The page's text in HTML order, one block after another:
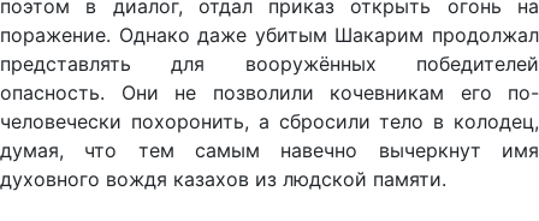
поэтом в диалог, отдал приказ открыть огонь на
поражение. Однако даже убитым Шакарим продолжал
представлять для вооружённых победителей
опасность. Они не позволили кочевникам его по-
человечески похоронить, а сбросили тело в колодец,
думая, что тем самым навечно вычеркнут имя
духовного вождя казахов из людской памяти.